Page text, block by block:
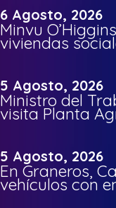
6 Agosto, 2026
Minvu
viviendas
5 Agosto, 2026
Ministro del
visita Planta
5 Agosto, 2026
En Graneros,
vehículos con